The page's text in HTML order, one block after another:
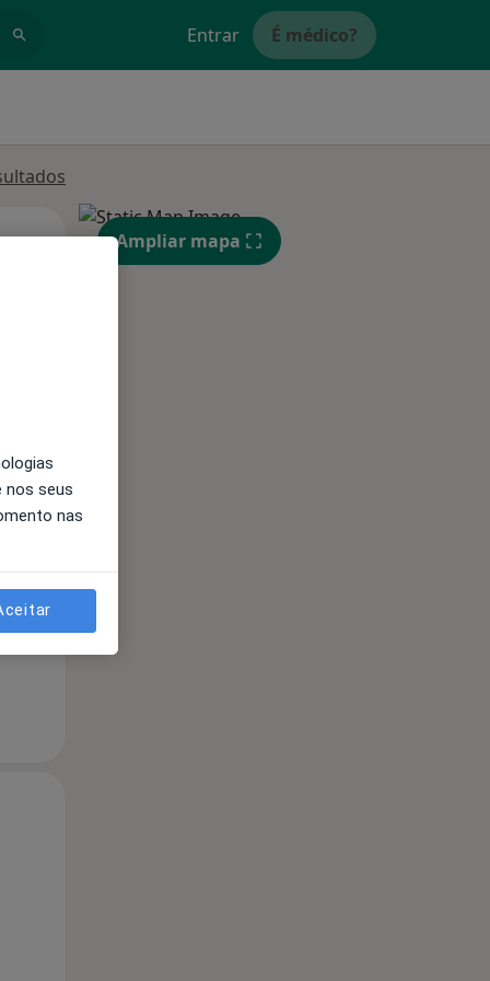
Entrar É médico?
Qua Qui, Sex,
14 Ago
Qua
Ampliar mapa
nos seus
nas